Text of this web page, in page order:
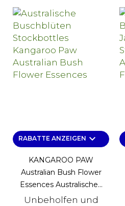
RABATTE ANZEIGEN keyboard_arrow_down
KANGAROO PAW
Australian Bush Flower
Essences Australische...
Unbeholfen und